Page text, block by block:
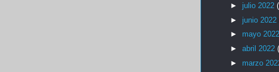
► julio 2022
► junio 2022
► mayo 2022
► abril 2022
► marzo